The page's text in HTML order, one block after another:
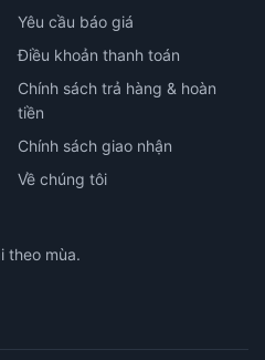
Yêu cầu báo giá
Điều khoản thanh toán
Chính sách trả hàng & hoàn
tiền
Chính sách giao nhận
Về chúng tôi
theo mùa.